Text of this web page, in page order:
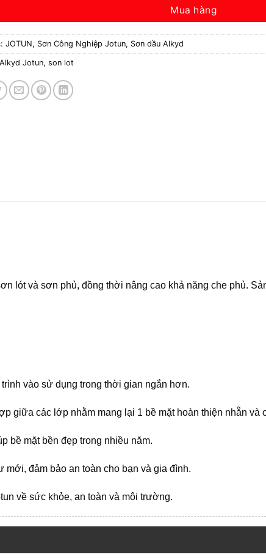
Mua hàng
JOTUN, Sơn Công Nghiệp Jotun, Sơn dầu Alkyd
Jotun,son lot
lót và sơn phủ, đồng thời nâng cao khả năng che phủ.
vào sử dụng trong thời gian ngắn hơn.
giữa các lớp nhằm mang lại 1 bề mặt hoàn thiện nhẵn và
bề mặt bền đẹp trong nhiều năm.
mới, đảm bảo an toàn cho bạn và gia đình.
về sức khỏe, an toàn và môi trường.